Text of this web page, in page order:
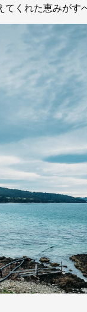
くれた恵みがす